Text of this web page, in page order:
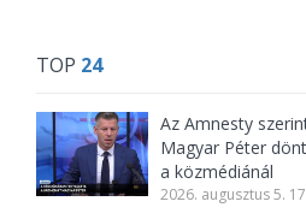
TOP 24
Az Amnesty
Magyar Péter
a közmédiánál
2026. augusztus 5.